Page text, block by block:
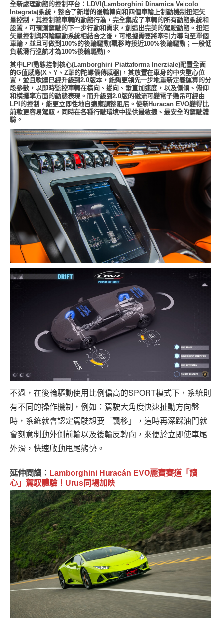
全新處理動態的控制平台：LDVI(Lamborghini Dinamica Veicolo
Integrata)系統，整合了新增的後輪轉向和四個車輪上制動機制扭矩矢
量控制，其控制著車輛的動態行為，完全集成了車輛的所有動態系統和
設置，可預測駕駛的下一步行動和需求，創造出完美的駕駛動態。扭矩
矢量控制與四輪驅動系統相結合之後，可根據需要將牽引力導向至單個
車輪，並且可做到100%的後輪驅動(飄移時接近100%後輪驅動；一般低
負載滑行巡航才為100%後輪驅動)。
其中LPI動態控制核心(Lamborghini Piattaforma Inerziale)配置全面
的G值感應(X、Y、Z軸的陀螺儀傳感器)，其放置在車身的中央重心位
置，並且軟體已經升級到2.0版本，能夠更領先一步地重新定義運算的分
段參數，以即時監控車輛在橫向、縱向、垂直加速度，以及側傾、俯仰
和橫擺率方面的動態表現。而升級到2.0版的磁流可變電子懸吊可經由
LPI的控制，能更立即性地自適應調整阻尼。使新Huracan EVO變得比
前款更容易駕馭，同時在各種行駛環境中提供最敏捷、最安全的駕駛體
驗。
不過，在後輪驅動使用比例偏高的SPORT模式下，系統則
有不同的操作機制，例如：駕駛大角度快速扯動方向盤
時，系統就會認定駕駛想要「飄移」，這時再深踩油門就
會刻意制動外側前輪以及後輪反轉向，來便於立即使車尾
外滑，快速啟動甩尾態勢。
延伸閱讀： Lamborghini Huracán EVO麗寶賽道「讀
心」駕馭體驗！Urus同場加映